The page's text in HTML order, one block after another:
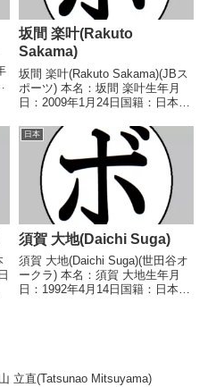
坂間 楽叶(Rakuto
Sakama)
坂間 楽叶(Rakuto Sakama)(JBス
ポーツ) 本名：坂間 楽叶生年月
日：2009年1月24日国籍：日本戦
ル】なし 【戦歴】2026/03/10
○1RTKO ウィーラワット・サパ
ーンラー(タイ...
日本
須賀 大地(Daichi Suga)
須賀 大地(Daichi Suga)(世田谷オ
ークラ) 本名：須賀 大地生年月
日：1992年4月14日国籍：日本戦
立直(Tatsunao Mitsuyama)